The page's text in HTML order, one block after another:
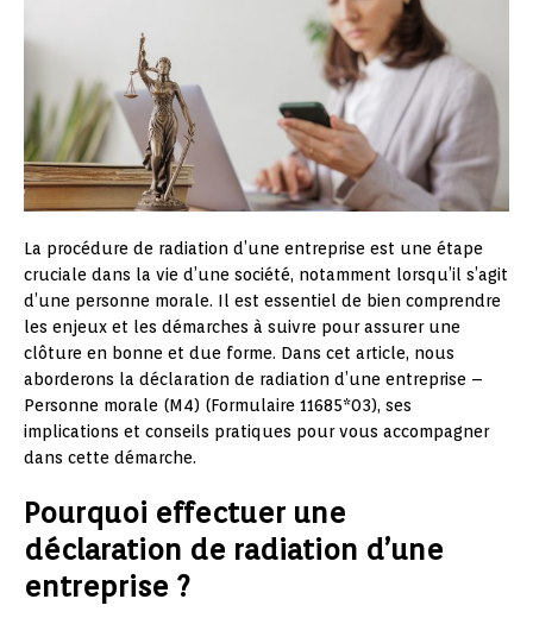
La procédure de radiation d’une entreprise est une étape
cruciale dans la vie d’une société, notamment lorsqu’il s’agit
d’une personne morale. Il est essentiel de bien comprendre
les enjeux et les démarches à suivre pour assurer une
clôture en bonne et due forme. Dans cet article, nous
aborderons la déclaration de radiation d’une entreprise –
Personne morale (M4) (Formulaire 11685*03), ses
implications et conseils pratiques pour vous accompagner
dans cette démarche.
Pourquoi effectuer une
déclaration de radiation d’une
entreprise ?